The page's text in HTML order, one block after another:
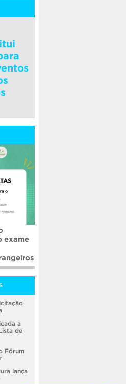
exame
a
de
Fórum
lança